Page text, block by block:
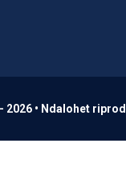
2026 • Ndalohet